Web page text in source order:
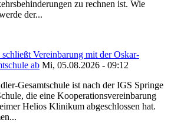
zu rechnen ist. Wie
der...
Vereinbarung mit der Oskar-
ab Mi, 05.08.2026 - 09:12
Gesamtschule ist nach der IGS Springe
die eine Kooperationsvereinbarung
Helios Klinikum abgeschlossen hat.